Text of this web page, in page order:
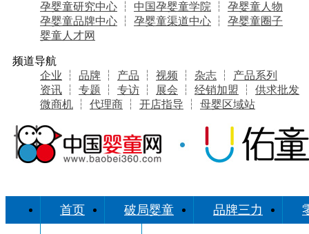
孕婴童研究中心 ┆ 中国孕婴童学院 ┆ 孕婴童人物
孕婴童品牌中心 ┆ 孕婴童渠道中心 ┆ 孕婴童圈子
婴童人才网
频道导航
企业 ┆ 品牌 ┆ 产品 ┆ 视频 ┆ 杂志 ┆ 产品系列
资讯 ┆ 专题 ┆ 专访 ┆ 展会 ┆ 经销加盟 ┆ 供求批发
微商机 ┆ 代理商 ┆ 开店指导 ┆ 母婴区域站
首页 破局婴童 品牌三力